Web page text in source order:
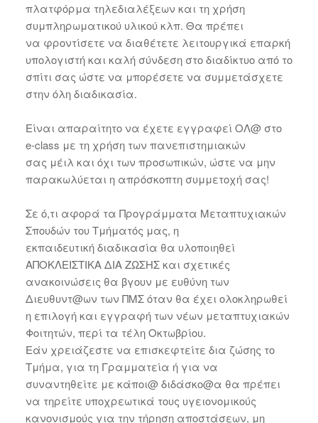
πλατφόρμα τηλεδιαλέξεων και τη χρήση
συμπληρωματικού υλικού κλπ. Θα πρέπει
να φροντίσετε να διαθέτετε λειτουργικά επαρκή
υπολογιστή και καλή σύνδεση στο διαδίκτυο από το
σπίτι σας ώστε να μπορέσετε να συμμετάσχετε
στην όλη διαδικασία.
Είναι απαραίτητο να έχετε εγγραφεί ΟΛ@ στο
e-class με τη χρήση των πανεπιστημιακών
σας μέιλ και όχι των προσωπικών, ώστε να μην
παρακωλύεται η απρόσκοπτη συμμετοχή σας!
Σε ό,τι αφορά τα Προγράμματα Μεταπτυχιακών
Σπουδών του Τμήματός μας, η
εκπαιδευτική διαδικασία θα υλοποιηθεί
ΑΠΟΚΛΕΙΣΤΙΚΑ ΔΙΑ ΖΩΣΗΣ και σχετικές
ανακοινώσεις θα βγουν με ευθύνη των
Διευθυντ@ων των ΠΜΣ όταν θα έχει ολοκληρωθεί
η επιλογή και εγγραφή των νέων μεταπτυχιακών
Φοιτητών, περί τα τέλη Οκτωβρίου.
Εάν χρειάζεστε να επισκεφτείτε δια ζώσης το
Τμήμα, για τη Γραμματεία ή για να
συναντηθείτε με κάποι@ διδάσκο@α θα πρέπει
να τηρείτε υποχρεωτικά τους υγειονομικούς
κανονισμούς για την τήρηση αποστάσεων, μη